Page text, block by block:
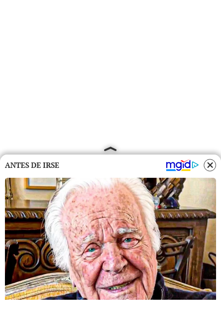
ANTES DE IRSE